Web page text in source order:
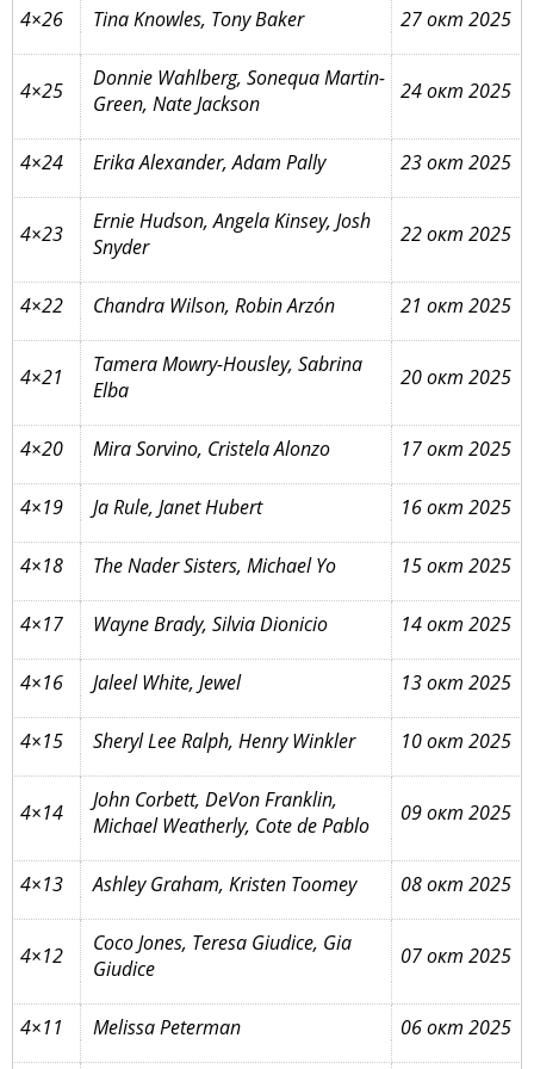
4×26 Tina Knowles, Tony Baker 27 окт 2025
4×25
Donnie Wahlberg, Sonequa Martin-
Green, Nate Jackson
24 окт 2025
4×24 Erika Alexander, Adam Pally 23 окт 2025
4×23
Ernie Hudson, Angela Kinsey, Josh
Snyder
22 окт 2025
4×22 Chandra Wilson, Robin Arzón 21 окт 2025
4×21
Tamera Mowry-Housley, Sabrina
Elba
20 окт 2025
4×20 Mira Sorvino, Cristela Alonzo 17 окт 2025
4×19 Ja Rule, Janet Hubert 16 окт 2025
4×18 The Nader Sisters, Michael Yo 15 окт 2025
4×17 Wayne Brady, Silvia Dionicio 14 окт 2025
4×16 Jaleel White, Jewel 13 окт 2025
4×15 Sheryl Lee Ralph, Henry Winkler 10 окт 2025
4×14
John Corbett, DeVon Franklin,
Michael Weatherly, Cote de Pablo
09 окт 2025
4×13 Ashley Graham, Kristen Toomey 08 окт 2025
4×12
Coco Jones, Teresa Giudice, Gia
Giudice
07 окт 2025
4×11 Melissa Peterman 06 окт 2025